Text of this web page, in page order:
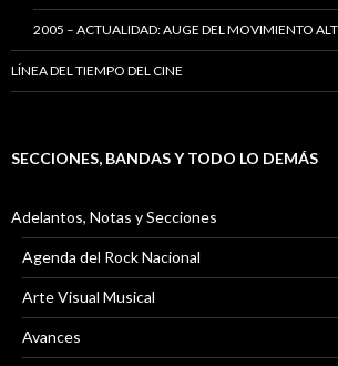
2005 – ACTUALIDAD: AUGE DEL MOVIMIENTO
LÍNEA DEL TIEMPO DEL CINE
SECCIONES, BANDAS Y TODO LO DEMÁS
Adelantos, Notas y Secciones
Agenda del Rock Nacional
Arte Visual Musical
Avances